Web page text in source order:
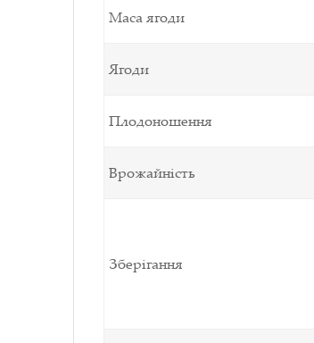
Маса ягоди
Ягоди
Плодоношення
Врожайність
Зберігання